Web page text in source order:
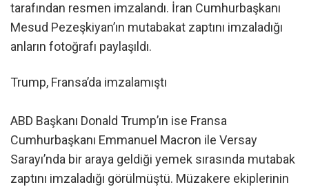
tarafından resmen imzalandı. İran Cumhurbaşkanı
Mesud Pezeşkiyan’ın mutabakat zaptını imzaladığı
anların fotoğrafı paylaşıldı.
Trump, Fransa’da imzalamıştı
ABD Başkanı Donald Trump’ın ise Fransa
Cumhurbaşkanı Emmanuel Macron ile Versay
Sarayı’nda bir araya geldiği yemek sırasında mutabak
zaptını imzaladığı görülmüştü. Müzakere ekiplerinin